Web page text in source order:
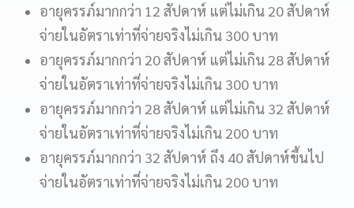
อายุครรภ์มากกว่า 12 สัปดาห์ แต่ไม่เกิน 20 สัปดาห์
จ่ายในอัตราเท่าที่จ่ายจริงไม่เกิน 300 บาท
อายุครรภ์มากกว่า 20 สัปดาห์ แต่ไม่เกิน 28 สัปดาห์
จ่ายในอัตราเท่าที่จ่ายจริงไม่เกิน 300 บาท
อายุครรภ์มากกว่า 28 สัปดาห์ แต่ไม่เกิน 32 สัปดาห์
จ่ายในอัตราเท่าที่จ่ายจริงไม่เกิน 200 บาท
อายุครรภ์มากกว่า 32 สัปดาห์ ถึง 40 สัปดาห์ขึ้นไป
จ่ายในอัตราเท่าที่จ่ายจริงไม่เกิน 200 บาท